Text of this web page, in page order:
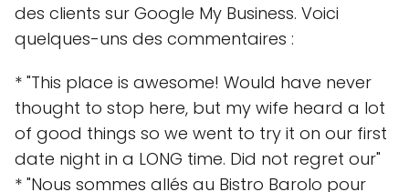
des clients sur Google My Business. Voici
quelques-uns des commentaires :
* "This place is awesome! Would have never
thought to stop here, but my wife heard a lot
of good things so we went to try it on our first
date night in a LONG time. Did not regret our"
* "Nous sommes allés au Bistro Barolo pour